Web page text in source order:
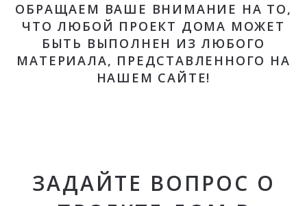
ОБРАЩАЕМ ВАШЕ ВНИМАНИЕ НА ТО,
ЧТО ЛЮБОЙ ПРОЕКТ ДОМА МОЖЕТ
БЫТЬ ВЫПОЛНЕН ИЗ ЛЮБОГО
МАТЕРИАЛА, ПРЕДСТАВЛЕННОГО НА
НАШЕМ САЙТЕ!
ЗАДАЙТЕ ВОПРОС О